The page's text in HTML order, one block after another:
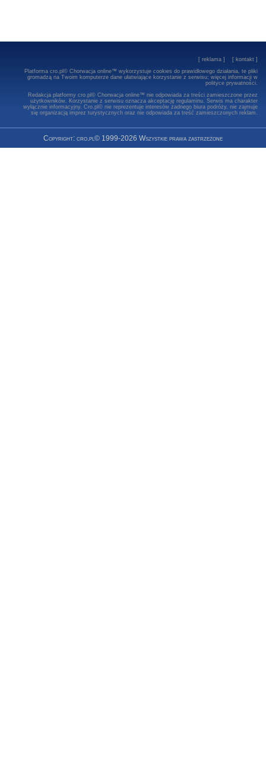
[ reklama ] [ kontakt]
Platforma cro.pl© Chorwacja online™ wykorzystuje cookies do prawidłowego działania, te pliki
gromadzą na Twoim komputerze dane ułatwiające korzystanie z serwisu; więcej informacji w
polityce prywatności.
Redakcja platformy cro.pl© Chorwacja online™ nie odpowiada za treści zamieszczone przez
użytkowników. Korzystanie z serwisu oznacza akceptację regulaminu. Serwis ma charakter
wyłącznie informacyjny. Cro.pl© nie reprezentuje interesów żadnego biura podróży, nie zajmuje
się organizacją imprez turystycznych oraz nie odpowiada za treść zamieszczonych reklam.
Copyright: cro.pl© 1999-2026 Wszystkie prawa zastrzeżone